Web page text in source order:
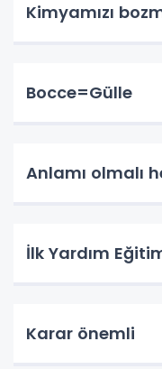
Kimyamızı
Bocce=Gülle
Anlamı olmalı
İlk Yardım
Karar önemli